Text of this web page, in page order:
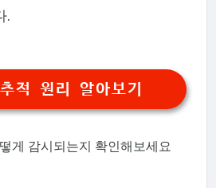
.
적 원리 알아보기
게 감시되는지 확인해보세요